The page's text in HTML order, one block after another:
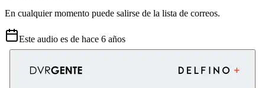
En cualquier momento puede salirse de la lista de correos.
Este audio es de hace 6 años